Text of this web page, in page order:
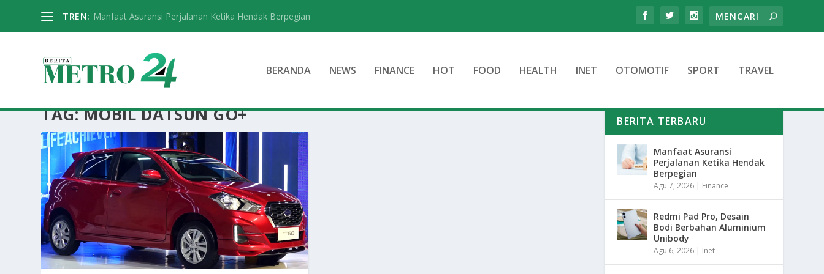
TREN: Manfaat Asuransi Perjalanan Ketika Hendak Berpegian
BERANDA NEWS FINANCE HOT FOOD HEALTH INET OTOMOTIF SPORT TRAVEL
TAG:MOBIL DATSUN GO+ BERITA TERBARU
Manfaat Asuransi
Perjalanan Ketika Hendak
Berpegian
Agu 7, 2026 | Finance
Redmi Pad Pro, Desain
Bodi Berbahan Aluminium
Unibody
Agu 6, 2026 | Inet